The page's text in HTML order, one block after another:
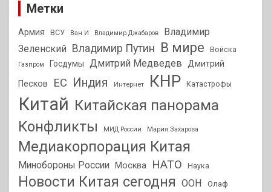
Метки
Армия ВСУ Ван И Владимир Джабаров
Владимир
Зеленский Владимир Путин В мире Войска
Газпром Госдумы Дмитрий Медведев Дмитрий
Песков
ЕС Индия Интернет КНР Катастрофы
Китай Китайская панорама
Конфликты
МИД России Мария Захарова
Медиакорпорация Китая
Минобороны России Москва НАТО Наука
Новости Китая сегодня ООН
Олаф